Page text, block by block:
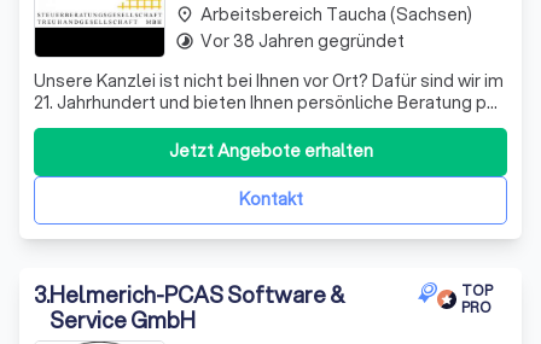
Unsere Kanzlei ist nicht bei Ihnen vor Ort? Dafür sind wir im
21. Jahrhundert und bieten Ihnen persönliche Beratung per
Video, WhatsApp und anderen Medien - wir sehen uns!
Datenaustausch - digital
Kontakt
Jetzt Angebote erhalten
place Arbeitsbereich Taucha (Sachsen)
timelapse Vor 38 Jahren gegründet
3.Helmerich-PCAS Software &
Service GmbH
TOP
PRO